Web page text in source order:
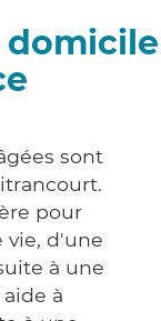
domicile
sont
pour
vie, d'une
à une
à